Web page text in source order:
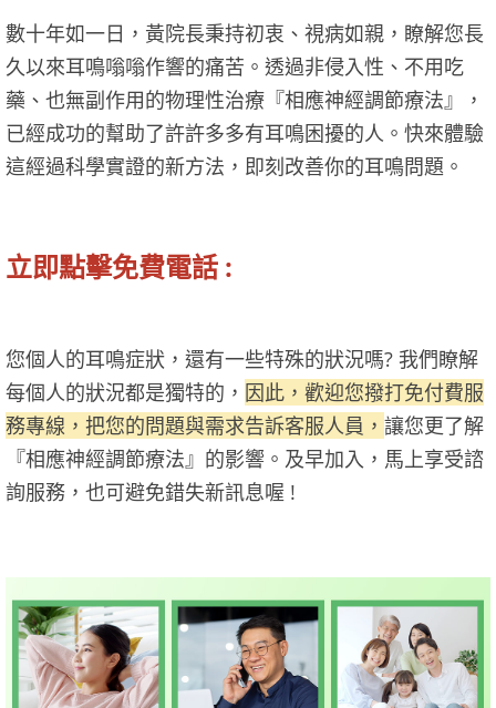
數十年如一日，黃院長秉持初衷、視病如親，瞭解您長
久以來耳鳴嗡嗡作響的痛苦。透過非侵入性、不用吃
藥、也無副作用的物理性治療『相應神經調節療法』，
已經成功的幫助了許許多多有耳鳴困擾的人。快來體驗
這經過科學實證的新方法，即刻改善你的耳鳴問題。
立即點擊免費電話 :
您個人的耳鳴症狀，還有一些特殊的狀況嗎? 我們瞭解
每個人的狀況都是獨特的， 因此，歡迎您撥打免付費服
務專線，把您的問題與需求告訴客服人員， 讓您更了解
『相應神經調節療法』的影響。及早加入，馬上享受諮
詢服務，也可避免錯失新訊息喔 !